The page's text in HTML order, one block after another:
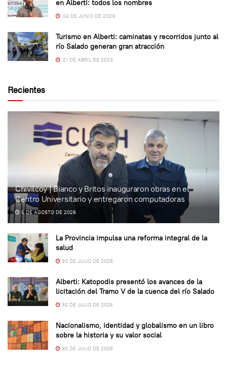
en Alberti: todos los nombres
24 DE JUNIO DE 2023
Turismo en Alberti: caminatas y recorridos junto al
río Salado generan gran atracción
21 DE ABRIL DE 2023
Recientes
Chivilcoy | Bianco y Britos inauguraron obras en el
Centro Universitario y entregaron computadoras
6 DE AGOSTO DE 2026
La Provincia impulsa una reforma integral de la
salud
30 DE JULIO DE 2026
Alberti: Katopodis presentó los avances de la
licitación del Tramo V de la cuenca del río Salado
30 DE JULIO DE 2026
Nacionalismo, identidad y globalismo en un libro
sobre la historia y su valor social
30 DE JULIO DE 2026